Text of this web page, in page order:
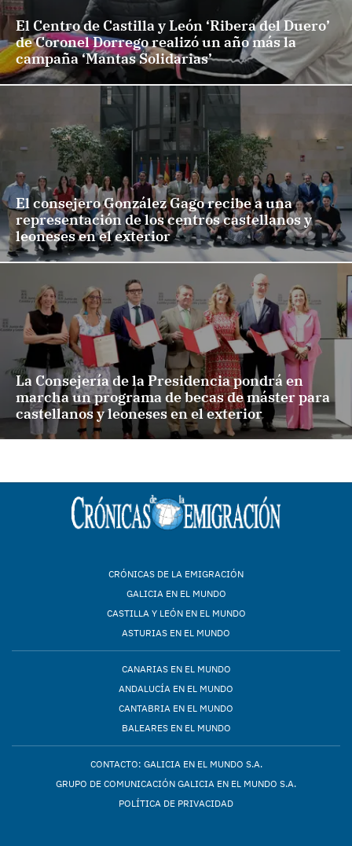
El Centro de Castilla y León ‘Ribera del Duero’
de Coronel Dorrego realizó un año más la
campaña ‘Mantas Solidarias’
El consejero González Gago recibe a una
representación de los centros castellanos y
leoneses en el exterior
La Consejería de la Presidencia pondrá en
marcha un programa de becas de máster para
castellanos y leoneses en el exterior
CRÓNICAS DE LA EMIGRACIÓN
GALICIA EN EL MUNDO
CASTILLA Y LEÓN EN EL MUNDO
ASTURIAS EN EL MUNDO
CANARIAS EN EL MUNDO
ANDALUCÍA EN EL MUNDO
CANTABRIA EN EL MUNDO
BALEARES EN EL MUNDO
CONTACTO: GALICIA EN EL MUNDO S.A.
GRUPO DE COMUNICACIÓN GALICIA EN EL MUNDO S.A.
POLÍTICA DE PRIVACIDAD